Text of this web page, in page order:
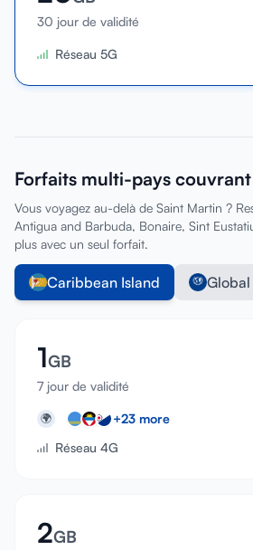
30 jour de validité
Réseau 5G
Forfaits multi-pays
Vous voyagez au-delà de Saint Martin ?
Antigua and Barbuda, Bonaire, Sint
plus avec un seul forfait.
Caribbean Island Global
1GB
7 jour de validité
🌍 +23 more
Réseau 4G
2GB